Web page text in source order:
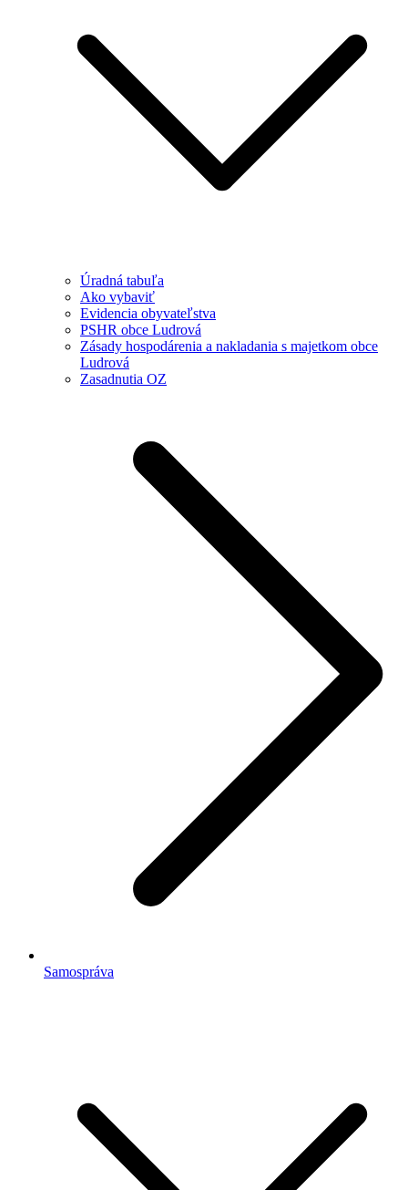
Úradná tabuľa
Ako vybaviť
Evidencia obyvateľstva
PSHR obce Ludrová
Zásady hospodárenia a nakladania s majetkom obce
Ludrová
Zasadnutia OZ
Samospráva